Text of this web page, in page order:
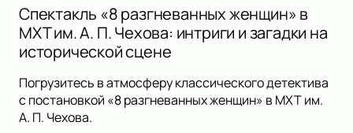
Спектакль «8 разгневанных женщин» в
МХТ им. А. П. Чехова: интриги и загадки на
исторической сцене
Погрузитесь в атмосферу классического детектива
с постановкой «8 разгневанных женщин» в МХТ им.
А. П. Чехова.